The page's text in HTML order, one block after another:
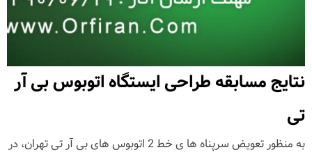
نتایج مسابقه طراحی ایستگاه اتوبوس بی آر
تی
به منظور تعویض سرپناه ها ی خط 2 اتوبوس های بی آر تی تهران، در